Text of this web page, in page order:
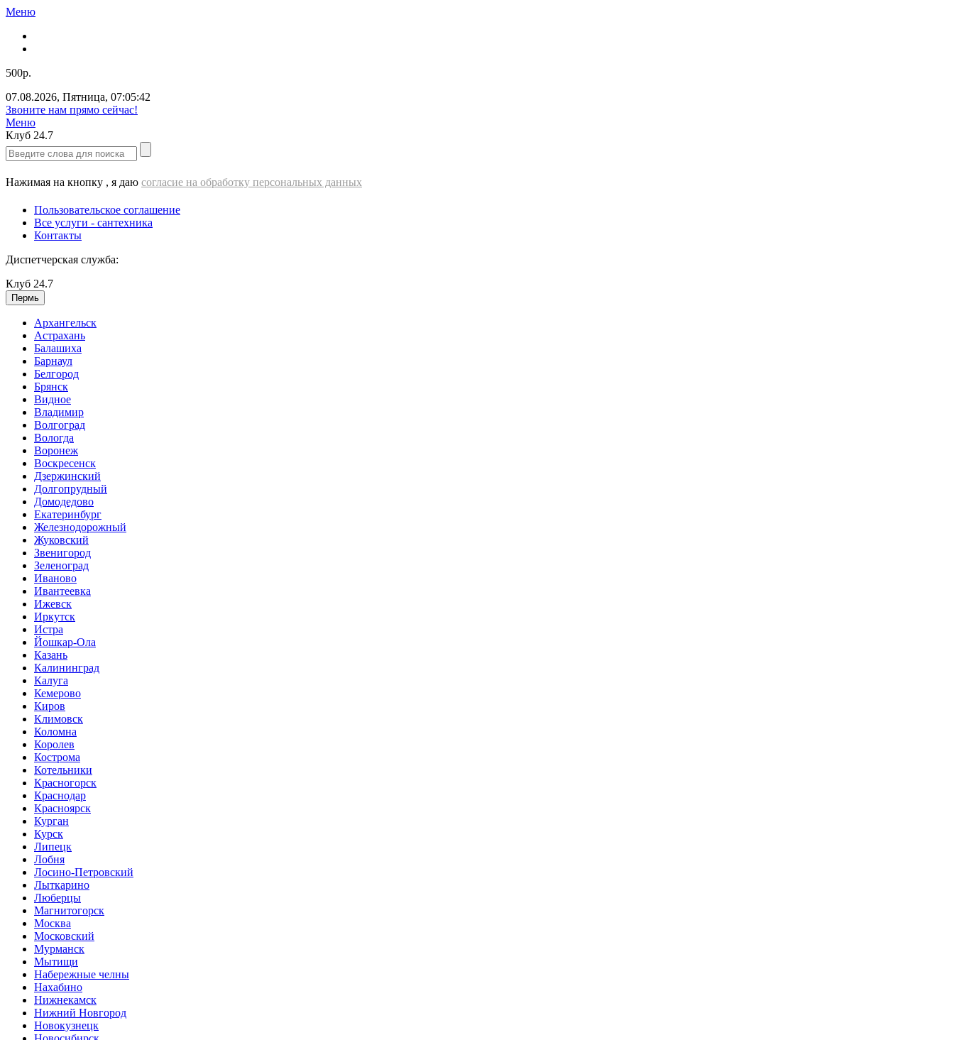
Меню
500р.
07.08.2026, Пятница, 07:05:43
Звоните нам прямо сейчас!
Меню
Клуб 24.7
Нажимая на кнопку , я даю согласие на обработку персональных данных
Пользовательское соглашение
Все услуги - cантехника
Контакты
Диспетчерская служба:
Клуб 24.7
Пермь
Архангельск
Астрахань
Балашиха
Барнаул
Белгород
Брянск
Видное
Владимир
Волгоград
Вологда
Воронеж
Воскресенск
Дзержинский
Долгопрудный
Домодедово
Екатеринбург
Железнодорожный
Жуковский
Звенигород
Зеленоград
Иваново
Ивантеевка
Ижевск
Иркутск
Истра
Йошкар-Ола
Казань
Калининград
Калуга
Кемерово
Киров
Климовск
Коломна
Королев
Кострома
Котельники
Красногорск
Краснодар
Красноярск
Курган
Курск
Липецк
Лобня
Лосино-Петровский
Лыткарино
Люберцы
Магнитогорск
Москва
Московский
Мурманск
Мытищи
Набережные челны
Нахабино
Нижнекамск
Нижний Новгород
Новокузнецк